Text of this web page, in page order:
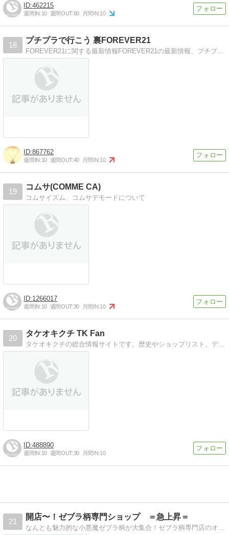
462215
週間IN:10 週間OUT:60 月間IN:10
18
プチプラで行こう 裏FOREVER21
FOREVER21に関する最新情報FOREVER21の最新情報、プチプラ情報、裏情報を記事にします。
867762
週間IN:10 週間OUT:40 月間IN:10
19
コムサ(COMME CA)
コムサイズム、コムサデモードについて
1266017
週間IN:10 週間OUT:30 月間IN:10
20
タケオキクチ TK Fan
タケオキクチの総合情報サイトです。歴史やショップリスト、デザイナー紹介等をしています。
488890
週間IN:10 週間OUT:30 月間IN:10
21
開店〜！ゼブラ柄専門ショップ ＝急上昇＝
なんとも魅力的な小悪魔ゼブラ柄が大集合！ゼブラ柄専門店のオープンです。魅惑のファッションアイテムとして急上昇中ですよ〜！